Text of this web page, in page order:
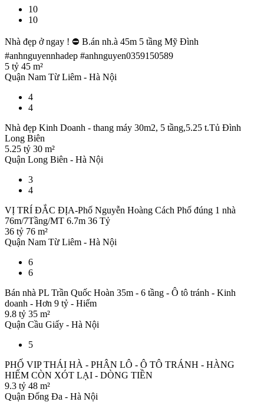
10
10
Nhà đẹp ở ngay ! ⛔ B.án nh.à 45m 5 tầng Mỹ Đình
#anhnguyennhadep #anhnguyen0359150589
5 tỷ 45 m²
Quận Nam Từ Liêm - Hà Nội
4
4
Nhà đẹp Kinh Doanh - thang máy 30m2, 5 tầng,5.25 t.Tủ Đình
Long Biên
5.25 tỷ 30 m²
Quận Long Biên - Hà Nội
3
4
VỊ TRÍ ĐẮC ĐỊA-Phố Nguyễn Hoàng Cách Phố đúng 1 nhà
76m/7Tầng/MT 6.7m 36 Tỷ
36 tỷ 76 m²
Quận Nam Từ Liêm - Hà Nội
6
6
Bán nhà PL Trần Quốc Hoàn 35m - 6 tầng - Ô tô tránh - Kinh
doanh - Hơn 9 tỷ - Hiếm
9.8 tỷ 35 m²
Quận Cầu Giấy - Hà Nội
5
PHỐ VIP THÁI HÀ - PHÂN LÔ - Ô TÔ TRÁNH - HÀNG
HIẾM CÒN XÓT LẠI - DÒNG TIỀN
9.3 tỷ 48 m²
Quận Đống Đa - Hà Nội